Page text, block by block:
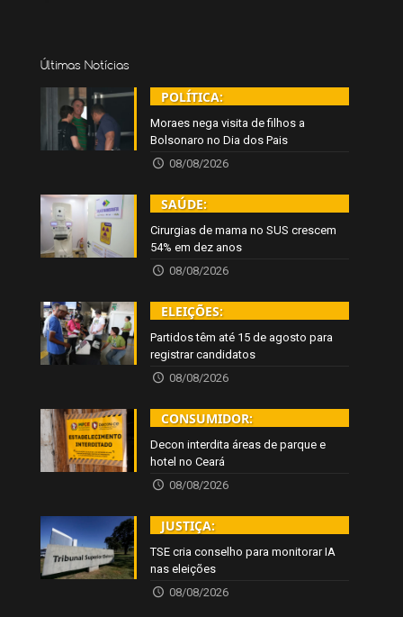
Últimas Notícias
POLÍTICA:
Moraes nega visita de filhos a
Bolsonaro no Dia dos Pais
08/08/2026
SAÚDE:
Cirurgias de mama no SUS crescem
54% em dez anos
08/08/2026
ELEIÇÕES:
Partidos têm até 15 de agosto para
registrar candidatos
08/08/2026
CONSUMIDOR:
Decon interdita áreas de parque e
hotel no Ceará
08/08/2026
JUSTIÇA:
TSE cria conselho para monitorar IA
nas eleições
08/08/2026